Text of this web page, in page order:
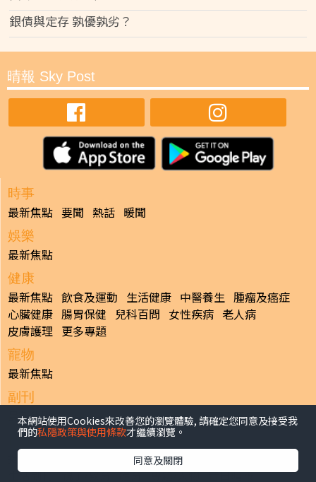
銀債與定存 孰優孰劣？
晴報 Sky Post
時事
最新焦點 要聞 熱話 暖聞
娛樂
最新焦點
健康
最新焦點 飲食及運動 生活健康 中醫養生 腫瘤及癌症
心臟健康 腸胃保健 兒科百問 女性疾病 老人病
皮膚護理 更多專題
寵物
最新焦點
副刊
最新焦點
日報
中國/國際
生活副刊 親子/教育 體育 專題/人物 昔日晴報
本網站使用Cookies來改善您的瀏覽體驗, 請確定您同意及接受我
們的私隱政策與使用條款才繼續瀏覽。
同意及關閉